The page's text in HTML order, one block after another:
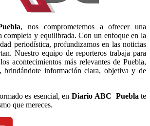
, nos comprometemos a ofrecer una
completa y equilibrada. Con un enfoque en la
periodística, profundizamos en las noticias
Nuestro equipo de reporteros trabaja para
acontecimientos más relevantes de Puebla,
información clara, objetiva y de
es esencial, en Diario ABC Pueblate
que mereces.